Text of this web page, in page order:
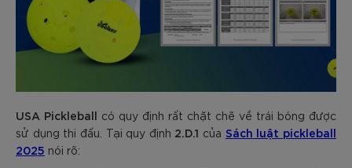
USA Pickleball có quy định rất chặt chẽ về trái bóng được
sử dụng thi đấu. Tại quy định 2.D.1 của Sách luật pickleball
2025 nói rõ: